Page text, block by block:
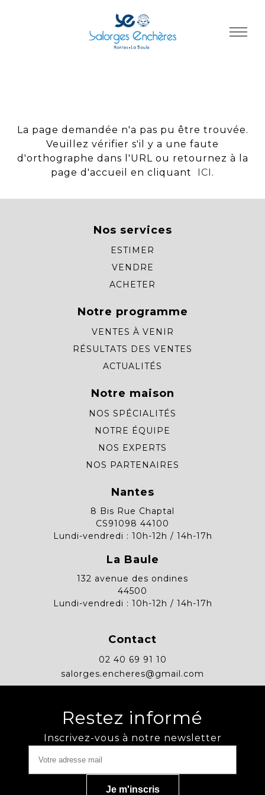
La page demandée n'a pas pu être trouvée.
Veuillez vérifier s'il y a une faute
d'orthographe dans l'URL ou retournez à la
page d'accueil en cliquant
ICI .
Nos services
ESTIMER
VENDRE
ACHETER
Notre programme
VENTES À VENIR
RÉSULTATS DES VENTES
ACTUALITÉS
Notre maison
NOS SPÉCIALITÉS
NOTRE ÉQUIPE
NOS EXPERTS
NOS PARTENAIRES
Nantes
8 Bis Rue Chaptal
CS91098 44100
Lundi-vendredi : 10h-12h / 14h-17h
La Baule
132 avenue des ondines
44500
Lundi-vendredi : 10h-12h / 14h-17h
Contact
02 40 69 91 10
salorges.encheres@gmail.com
Restez informé
Inscrivez-vous à notre newsletter